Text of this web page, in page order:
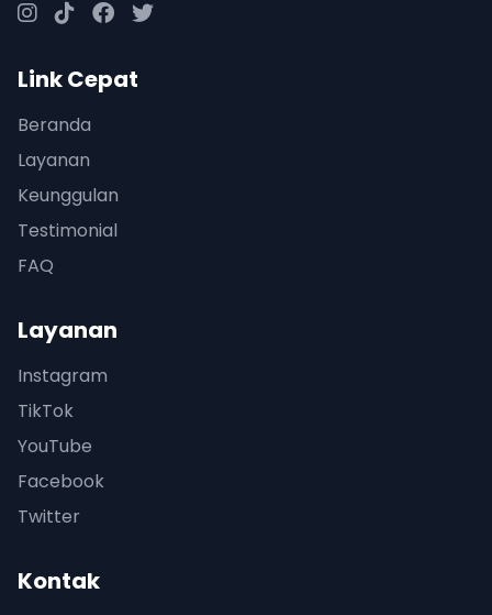
Link Cepat
Beranda
Layanan
Keunggulan
Testimonial
FAQ
Layanan
Instagram
TikTok
YouTube
Facebook
Twitter
Kontak